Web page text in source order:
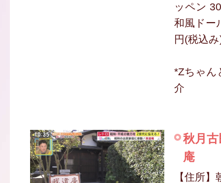
ッペン
和風ドー
円(税込
*Zちゃん
介
秋月
庵
【住所